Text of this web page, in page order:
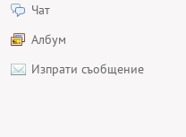
Чат
Албум
Изпрати съобщение